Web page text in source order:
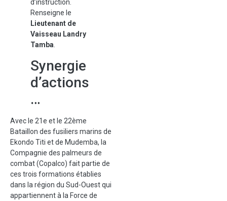
d’instruction.
Renseigne le
Lieutenant de
Vaisseau Landry
Tamba
Synergie
d’actions
…
Avec le 21e et le 22ème
Bataillon des fusiliers marins de
Ekondo Titi et de Mudemba, la
Compagnie des palmeurs de
combat (Copalco) fait partie de
ces trois formations établies
dans la région du Sud-Ouest qui
appartiennent à la Force de